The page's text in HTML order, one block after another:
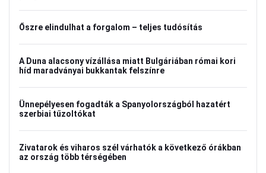
Őszre elindulhat a forgalom – teljes tudósítás
A Duna alacsony vízállása miatt Bulgáriában római kori
híd maradványai bukkantak felszínre
Ünnepélyesen fogadták a Spanyolországból hazatért
szerbiai tűzoltókat
Zivatarok és viharos szél várhatók a következő órákban
az ország több térségében